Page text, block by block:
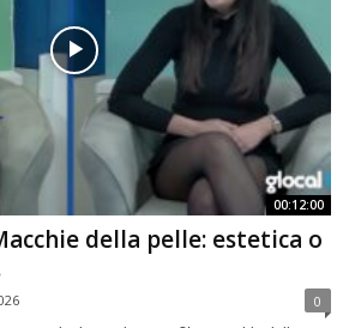
00:12:00
della pelle: estetica o
0